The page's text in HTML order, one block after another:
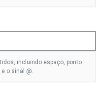
incluindo espaço, ponto
o sinal @.